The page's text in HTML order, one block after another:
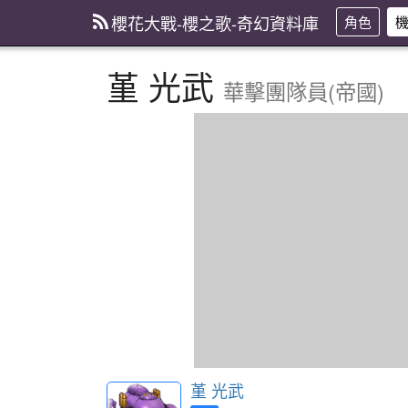
櫻花大戰-櫻之歌-奇幻資料庫 角色
堇 光武 華擊團隊員(帝國)
堇 光武